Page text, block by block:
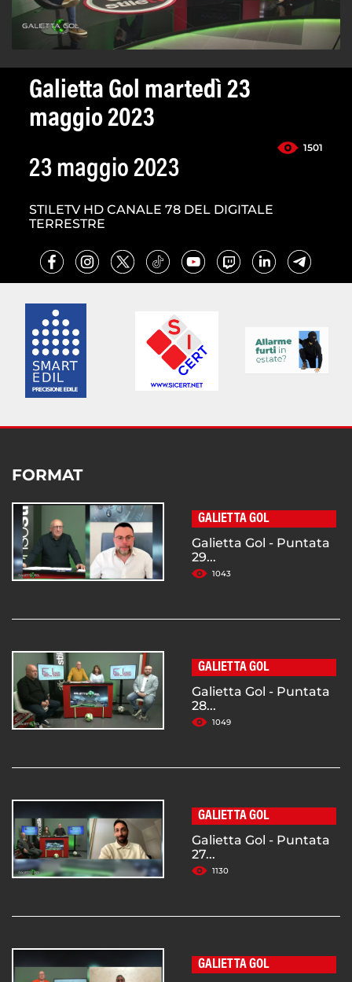
Galietta Gol martedì 23
maggio 2023
1501
23 maggio 2023
STILETV HD CANALE 78 DEL DIGITALE
TERRESTRE
FORMAT
GALIETTA GOL
Galietta Gol - Puntata
29...
1043
GALIETTA GOL
Galietta Gol - Puntata
28...
1049
GALIETTA GOL
Galietta Gol - Puntata
27...
1130
GALIETTA GOL